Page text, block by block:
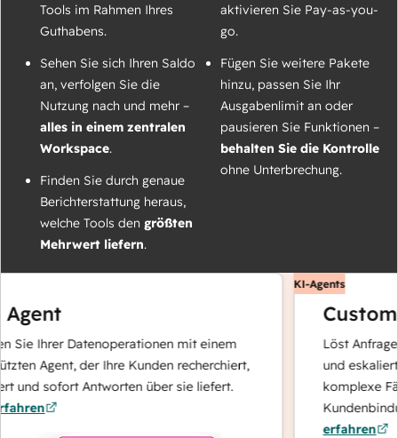
Tools im Rahmen Ihres
Guthabens.
Sehen Sie sich Ihren Saldo
an, verfolgen Sie die
Nutzung nach und mehr –
alles in einem zentralen
Workspace.
Finden Sie durch genaue
Berichterstattung heraus,
welche Tools den größten
Mehrwert liefern.
aktivieren Sie Pay-as-you-
go.
Fügen Sie weitere Pakete
hinzu, passen Sie Ihr
Ausgabenlimit an oder
pausieren Sie Funktionen –
behalten Sie die Kontrolle
ohne Unterbrechung.
Sie Ihrer Datenoperationen mit einem
Agent, der Ihre Kunden recherchiert,
und sofort Antworten über sie liefert.
KI-Agents
Löst
und
komplexe
erfahren